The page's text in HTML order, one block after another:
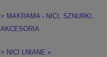
> MAKRAMA - NICI, SZNURKI,
AKCESORIA
> NICI LNIANE »